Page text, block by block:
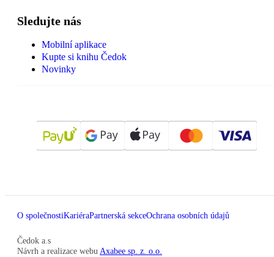
Sledujte nás
Mobilní aplikace
Kupte si knihu Čedok
Novinky
O společnostiKariéraPartnerská sekceOchrana osobních údajů
Čedok a.s
Návrh a realizace webu Axabee sp. z. o.o.